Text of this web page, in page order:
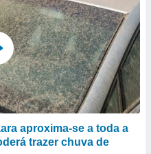
aproxima-se a toda a
trazer chuva de